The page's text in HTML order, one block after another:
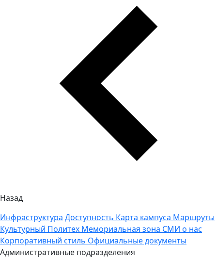
Назад
Инфраструктура Доступность Карта кампуса Маршруты
Культурный Политех Мемориальная зона СМИ о нас
Корпоративный стиль Официальные документы
Административные подразделения